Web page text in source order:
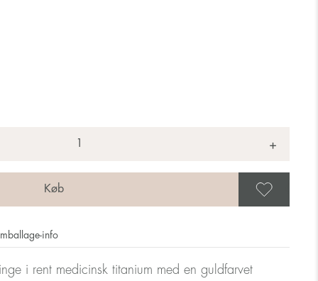
+
info
i rent medicinsk titanium med en guldfarvet